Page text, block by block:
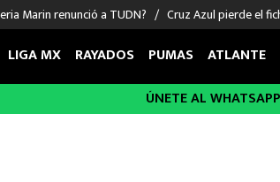
Marin renunció a TUDN? Cruz Azul pierde el
MEXICANOS EN EL EXTRANJERO
LIGA MX RAYADOS PUMAS ATLANTE
ÚNETE AL